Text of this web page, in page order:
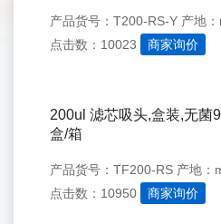
产品货号：T200-RS-Y 产地
点击数：10023
商家询价
200ul 滤芯吸头,盒装,无菌
盒/箱
产品货号：TF200-RS 产地：
点击数：10950
商家询价